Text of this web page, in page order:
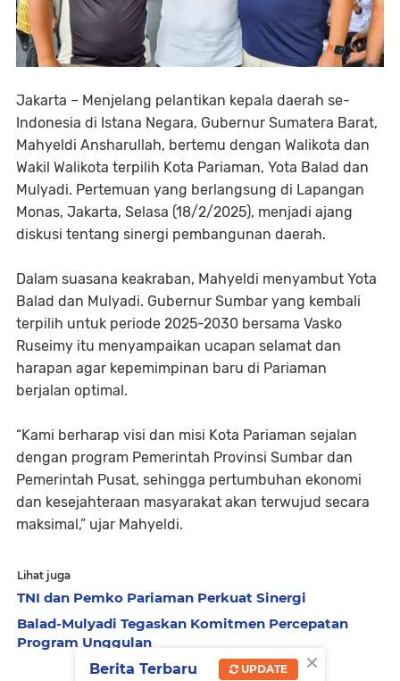
Jakarta – Menjelang pelantikan kepala daerah se-
Indonesia di Istana Negara, Gubernur Sumatera Barat,
Mahyeldi Ansharullah, bertemu dengan Walikota dan
Wakil Walikota terpilih Kota Pariaman, Yota Balad dan
Mulyadi. Pertemuan yang berlangsung di Lapangan
Monas, Jakarta, Selasa (18/2/2025), menjadi ajang
diskusi tentang sinergi pembangunan daerah.
Dalam suasana keakraban, Mahyeldi menyambut Yota
Balad dan Mulyadi. Gubernur Sumbar yang kembali
terpilih untuk periode 2025-2030 bersama Vasko
Ruseimy itu menyampaikan ucapan selamat dan
harapan agar kepemimpinan baru di Pariaman
berjalan optimal.
“Kami berharap visi dan misi Kota Pariaman sejalan
dengan program Pemerintah Provinsi Sumbar dan
Pemerintah Pusat, sehingga pertumbuhan ekonomi
dan kesejahteraan masyarakat akan terwujud secara
maksimal,” ujar Mahyeldi.
Lihat juga
TNI dan Pemko Pariaman Perkuat Sinergi
Balad-Mulyadi Tegaskan Komitmen Percepatan
Program Unggulan
×
Berita Terbaru UPDATE